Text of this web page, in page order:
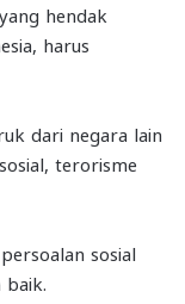
hendak
harus
dari negara lain
terorisme
sosial